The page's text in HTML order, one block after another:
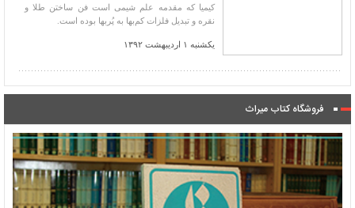
کیمیا که مقدمه علم شیمی است فن ساختن طلا و
نقره و تبدیل فلزات کم‌بها به پُربها بوده است.
یکشنبه ۱ اردیبهشت ۱۳۹۲
فروشگاه کتاب میراث